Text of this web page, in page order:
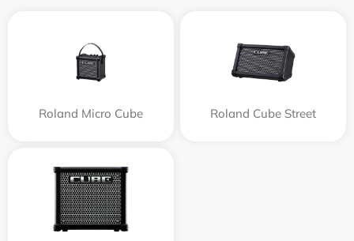
Roland Micro Cube Roland Cube Street